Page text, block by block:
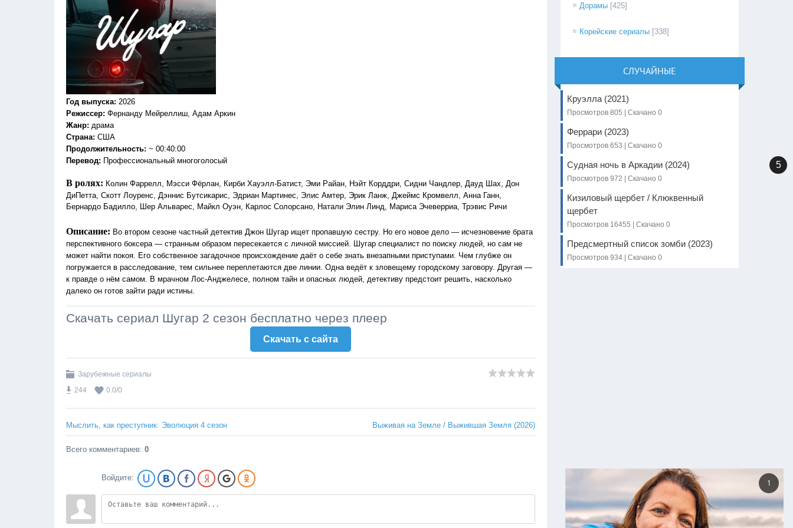
Год выпуска: 2026
Режиссер: Фернанду Мейреллиш, Адам Аркин
Жанр: драма
Страна: США
Продолжительность: ~ 00:40:00
Перевод: Профессиональный многоголосый
В ролях: Колин Фаррелл, Мэсси Фёрлан, Кирби Хауэлл-Батист, Эми Райан, Нэйт Корддри, Сидни Чандлер, Дауд Шах, Дон
ДиПетта, Скотт Лоуренс, Дэннис Бутсикарис, Эдриан Мартинес, Элис Амтер, Эрик Ланж, Джеймс Кромвелл, Анна Ганн,
Бернардо Бадилло, Шер Альварес, Майкл Оуэн, Карлос Солорсано, Натали Элин Линд, Мариса Эчеверриа, Трэвис Ричи
Описание: Во втором сезоне частный детектив Джон Шугар ищет пропавшую сестру. Но его новое дело — исчезновение брата
перспективного боксера — странным образом пересекается с личной миссией. Шугар специалист по поиску людей, но сам не
может найти покоя. Его собственное загадочное происхождение даёт о себе знать внезапными приступами. Чем глубже он
погружается в расследование, тем сильнее переплетаются две линии. Одна ведёт к зловещему городскому заговору. Другая —
к правде о нём самом. В мрачном Лос-Анджелесе, полном тайн и опасных людей, детективу предстоит решить, насколько
далеко он готов зайти ради истины.
Скачать сериал Шугар 2 сезон бесплатно через плеер
Скачать c сайта
Зарубежные сериалы
244
0.0/0
Мыслить, как преступник: Эволюция 4 сезон Выживая на Земле / Выжившая Земля (2026)
Всего комментариев: 0
Войдите:
Дорамы [425]
Корейские сериалы [338]
СЛУЧАЙНЫЕ
Круэлла (2021)
Просмотров 805 | Скачано 0
Феррари (2023)
Просмотров 653 | Скачано 0
Судная ночь в Аркадии (2024)
Просмотров 972 | Скачано 0
Кизиловый щербет / Клюквенный
щербет
Просмотров 16455 | Скачано 0
Предсмертный список зомби (2023)
Просмотров 934 | Скачано 0
5
✕